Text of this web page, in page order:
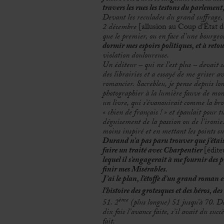
travers les rues les testons du
Devant les reculades du grand
2 décembre[allusion au Coup d’État
que le premier, ou en face d’une
dormir mes espoirs politiques, et à
violation douloureuse.
Un éditeur – qui ne l’est plus – devait
des librairies et a essayé de me griser
romancier. Sacrebleu, je pense depuis
photographier à la lumière fauve de
un livre, qui s’évanouirait comme la
«chien de français !» et épaulait pour
déguisement de la passion ou de
moins inspiré et en mettant les points
Durand n’a pas paru trouver que
faire un traité avec Charpentier
lequel ils’engagerait à me fournir des
finir mes Misérables.
J’ai le plan, l’étoffe d’un grand
l’histoire des grotesques et des héros,
51. 2ème(plus longue) 51 jusqu’à 70.
dix fois l’avance faite, s’il avait du